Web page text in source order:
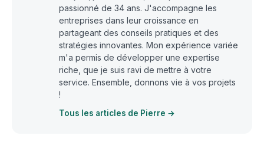
passionné de 34 ans. J'accompagne les
entreprises dans leur croissance en
partageant des conseils pratiques et des
stratégies innovantes. Mon expérience variée
m'a permis de développer une expertise
riche, que je suis ravi de mettre à votre
service. Ensemble, donnons vie à vos projets
!
Tous les articles de Pierre →